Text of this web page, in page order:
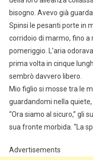
bisogno. Avevo già
Spinsi le pesanti porte in
corridoio di marmo, fino a
pomeriggio. L’aria
prima volta in cinque
sembrò davvero libero.
Mio figlio si mosse tra le
guardandomi nella
“Ora siamo al sicuro,” gli
sua fronte morbida. “La
Advertisements